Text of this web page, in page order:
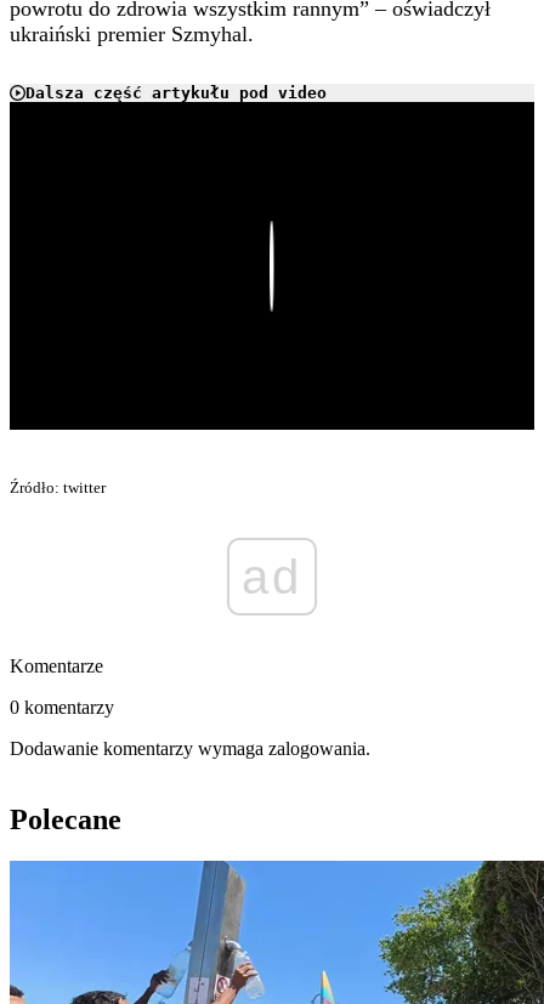
powrotu do zdrowia wszystkim rannym” – oświadczył
ukraiński premier Szmyhal.
Dalsza część artykułu pod video
Źródło: twitter
ad
Komentarze
0 komentarzy
Dodawanie komentarzy wymaga zalogowania.
Polecane